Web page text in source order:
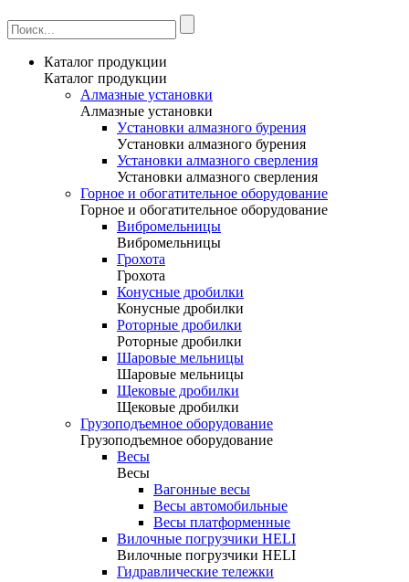
Каталог продукции
Каталог продукции
Алмазные установки
Алмазные установки
Уcтановки алмазного бурения
Уcтановки алмазного бурения
Установки алмазного сверления
Установки алмазного сверления
Горное и обогатительное оборудование
Горное и обогатительное оборудование
Вибромельницы
Вибромельницы
Грохота
Грохота
Конусные дробилки
Конусные дробилки
Роторные дробилки
Роторные дробилки
Шаровые мельницы
Шаровые мельницы
Щековые дробилки
Щековые дробилки
Грузоподъемное оборудование
Грузоподъемное оборудование
Весы
Весы
Вагонные весы
Весы автомобильные
Весы платформенные
Вилочные погрузчики HELI
Вилочные погрузчики HELI
Гидравлические тележки